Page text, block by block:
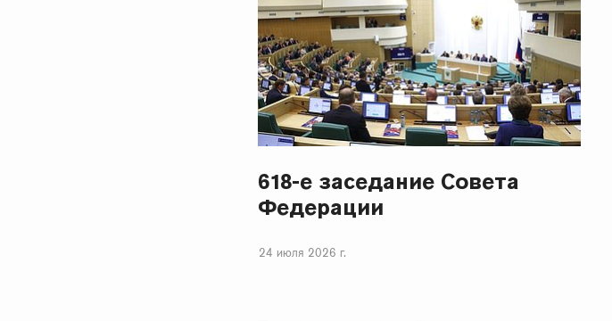
618-е заседание Совета
Федерации
24 июля 2026 г.